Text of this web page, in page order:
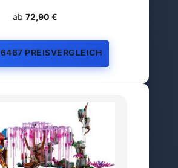
ab 72,90 €
PREISVERGLEICH